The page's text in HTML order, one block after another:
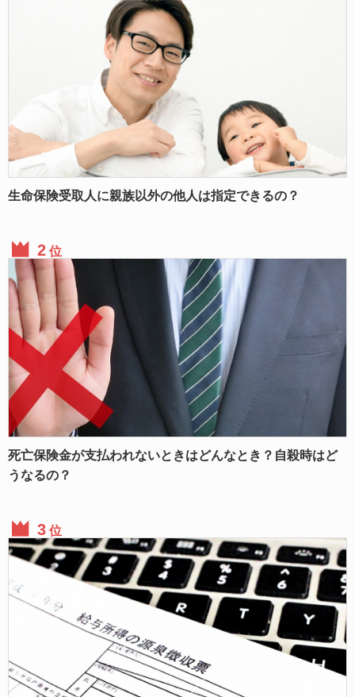
生命保険受取人に親族以外の他人は指定できるの？
位
死亡保険金が支払われないときはどんなとき？自殺時はど
うなるの？
位